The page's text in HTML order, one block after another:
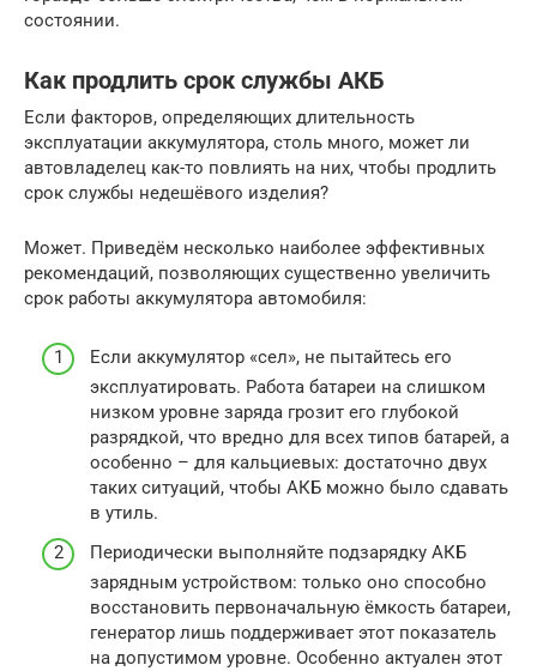
состоянии.
Как продлить срок службы АКБ
Если факторов, определяющих длительность
эксплуатации аккумулятора, столь много, может ли
автовладелец как-то повлиять на них, чтобы продлить
срок службы недешёвого изделия?
Может. Приведём несколько наиболее эффективных
рекомендаций, позволяющих существенно увеличить
срок работы аккумулятора автомобиля:
Если аккумулятор «сел», не пытайтесь его
эксплуатировать. Работа батареи на слишком
низком уровне заряда грозит его глубокой
разрядкой, что вредно для всех типов батарей, а
особенно – для кальциевых: достаточно двух
таких ситуаций, чтобы АКБ можно было сдавать
в утиль.
Периодически выполняйте подзарядку АКБ
зарядным устройством: только оно способно
восстановить первоначальную ёмкость батареи,
генератор лишь поддерживает этот показатель
на допустимом уровне. Особенно актуален этот